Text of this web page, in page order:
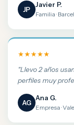
JP
Javier P.
Familia ·
★★★★★
"Llevo 2 años
perfiles muy
AG
Ana G.
Empresa ·